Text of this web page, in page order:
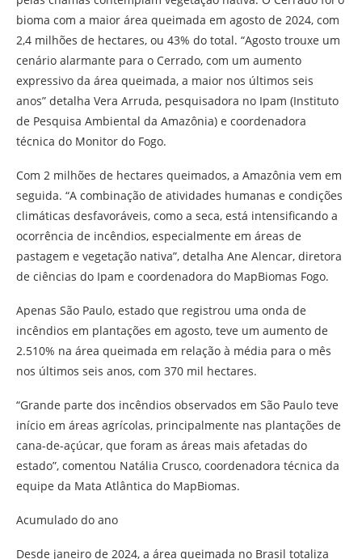
bioma com a maior área queimada em agosto de 2024, com
2,4 milhões de hectares, ou 43% do total. “Agosto trouxe um
cenário alarmante para o Cerrado, com um aumento
expressivo da área queimada, a maior nos últimos seis
anos” detalha Vera Arruda, pesquisadora no Ipam (Instituto
de Pesquisa Ambiental da Amazônia) e coordenadora
técnica do Monitor do Fogo.
Com 2 milhões de hectares queimados, a Amazônia vem em
seguida. “A combinação de atividades humanas e condições
climáticas desfavoráveis, como a seca, está intensificando a
ocorrência de incêndios, especialmente em áreas de
pastagem e vegetação nativa”, detalha Ane Alencar, diretora
de ciências do Ipam e coordenadora do MapBiomas Fogo.
Apenas São Paulo, estado que registrou uma onda de
incêndios em plantações em agosto, teve um aumento de
2.510% na área queimada em relação à média para o mês
nos últimos seis anos, com 370 mil hectares.
“Grande parte dos incêndios observados em São Paulo teve
início em áreas agrícolas, principalmente nas plantações de
cana-de-açúcar, que foram as áreas mais afetadas do
estado”, comentou Natália Crusco, coordenadora técnica da
equipe da Mata Atlântica do MapBiomas.
Acumulado do ano
Desde janeiro de 2024, a área queimada no Brasil totaliza